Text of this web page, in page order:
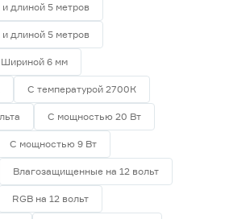
длиной 5 метров
длиной 5 метров
Шириной 6 мм
С температурой 2700К
С мощностью 20 Вт
С мощностью 9 Вт
Влагозащищенные на 12 вольт
RGB на 12 вольт